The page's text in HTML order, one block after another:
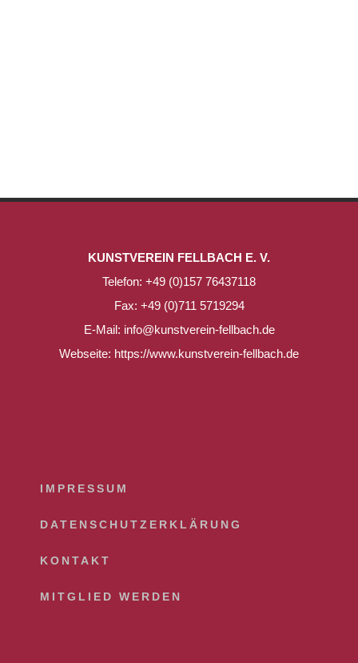
KUNSTVEREIN FELLBACH E. V.
Telefon: +49 (0)157 76437118
Fax: +49 (0)711 5719294
E-Mail: info@kunstverein-fellbach.de
Webseite: https://www.kunstverein-fellbach.de
IMPRESSUM
DATENSCHUTZERKLÄRUNG
KONTAKT
MITGLIED WERDEN